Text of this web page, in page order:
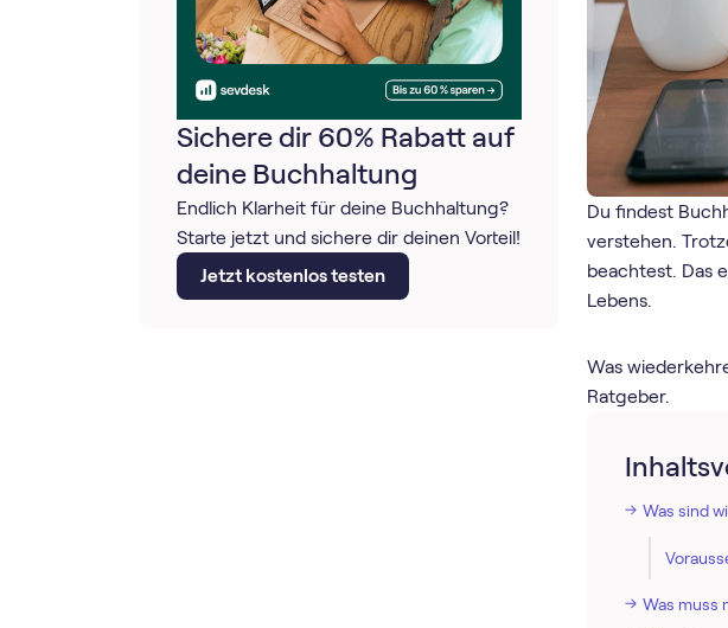
Sichere dir 60% Rabatt auf
deine Buchhaltung
Endlich Klarheit für deine Buchhaltung?
Starte jetzt und sichere dir deinen Vorteil!
Jetzt kostenlos testen
Du findest
verstehen.
beachtest. Das
Lebens.
Was
Ratgeber.
Was sind
Was muss